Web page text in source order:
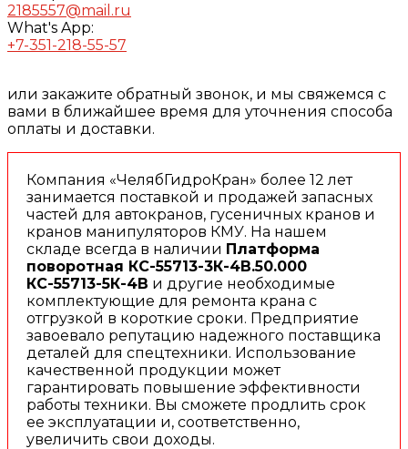
2185557@mail.ru
What's App:
+7-351-218-55-57
или закажите обратный звонок, и мы свяжемся с
вами в ближайшее время для уточнения способа
оплаты и доставки.
Компания «ЧелябГидроКран» более 12 лет
занимается поставкой и продажей запасных
частей для автокранов, гусеничных кранов и
кранов манипуляторов КМУ. На нашем
складе всегда в наличии Платформа
поворотная КС-55713-3К-4В.50.000
КС-55713-5К-4В и другие необходимые
комплектующие для ремонта крана с
отгрузкой в короткие сроки. Предприятие
завоевало репутацию надежного поставщика
деталей для спецтехники. Использование
качественной продукции может
гарантировать повышение эффективности
работы техники. Вы сможете продлить срок
ее эксплуатации и, соответственно,
увеличить свои доходы.